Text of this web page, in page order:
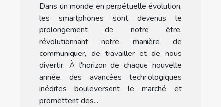
qu'elles signifient pour
l'utilisateur moyen
Dans un monde en perpétuelle évolution,
les smartphones sont devenus le
prolongement de notre être,
révolutionnant notre manière de
communiquer, de travailler et de nous
divertir. À l'horizon de chaque nouvelle
année, des avancées technologiques
inédites bouleversent le marché et
promettent des...